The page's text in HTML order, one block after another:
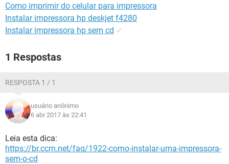
Como imprimir do celular para impressora
Instalar impressora hp deskjet f4280
Instalar impressora hp sem cd ✓
1 Respostas
RESPOSTA 1 / 1
usuário anônimo
6 abr 2017 às 22:41
Leia esta dica:
https://br.ccm.net/faq/1922-como-instalar-uma-impressora-
sem-o-cd